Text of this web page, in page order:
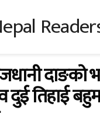
दाङको
दुई तिहाई